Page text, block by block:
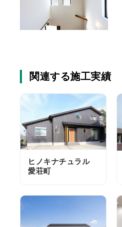
関連する施工実績
ヒノキナチュラル
愛荘町